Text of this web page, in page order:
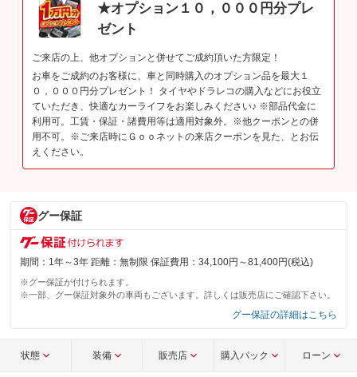
★オプション１０，０００円分プレ
ゼント
ご来店の上、他オプションと併せてご成約頂いた方限定！
お車をご成約のお客様に、車と同時購入のオプション品を最大１
０，０００円分プレゼント！ タイヤやドラレコの購入などにお役立
ていただき、快適なカーライフをお楽しみください♪ ※部品代金に
利用可。工賃・保証・諸費用等は適用対象外。※他クーポンとの併
用不可。※ご来店時にＧｏｏネットの来店クーポンを見た、とお伝
えください。
グー保証
期間：1年～3年 距離：無制限 保証費用：34,100円～81,400円(税込)
※グー保証が付けられます。
※一部、グー保証対象外の車両もございます。詳しくは販売店にご確認下さい。
グー保証の詳細はこちら
状態 装備 販売店 購入パック ローン